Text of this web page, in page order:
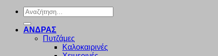
Αναζήτηση
για:
ΑΝΔΡΑΣ
Πυτζάμες
Καλοκαιρινές